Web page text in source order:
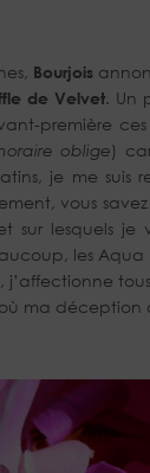
Bourjois
de Velvet. Un
première
oblige)
je me
vous
sur lesquels
les
j’affectionne
ma